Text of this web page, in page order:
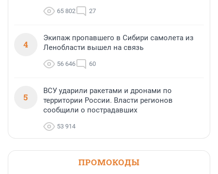
65 802 27
4
Экипаж пропавшего в Сибири самолета из
Ленобласти вышел на связь
56 646 60
5
ВСУ ударили ракетами и дронами по
территории России. Власти регионов
сообщили о пострадавших
53 914
ПРОМОКОДЫ